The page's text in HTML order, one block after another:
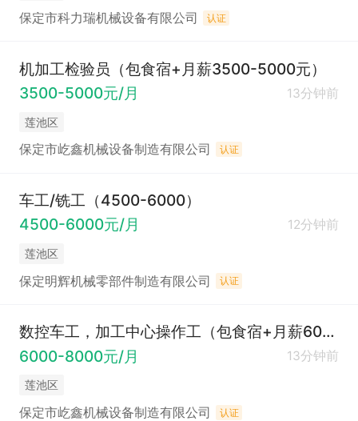
保定市科力瑞机械设备有限公司 认证
机加工检验员（包食宿+月薪3500-5000元）
3500-5000元/月
13分钟前
莲池区
保定市屹鑫机械设备制造有限公司 认证
车工/铣工（4500-6000）
4500-6000元/月
12分钟前
莲池区
保定明辉机械零部件制造有限公司 认证
数控车工，加工中心操作工（包食宿+月薪6000-8000元）
6000-8000元/月
13分钟前
莲池区
保定市屹鑫机械设备制造有限公司 认证